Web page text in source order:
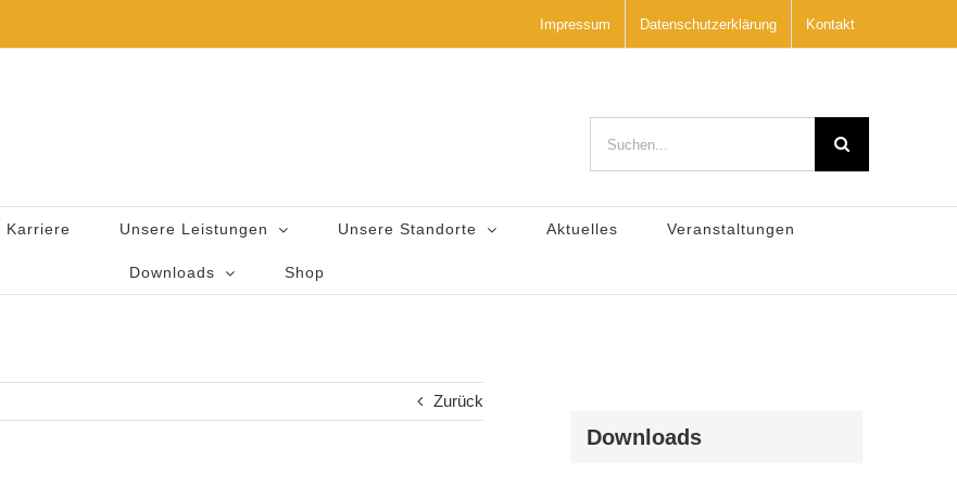
Impressum Datenschutzerklärung Kontakt
nach:
Karriere Unsere Leistungen Unsere Standorte Aktuelles Veranstaltungen
Downloads Shop
Zurück
Downloads